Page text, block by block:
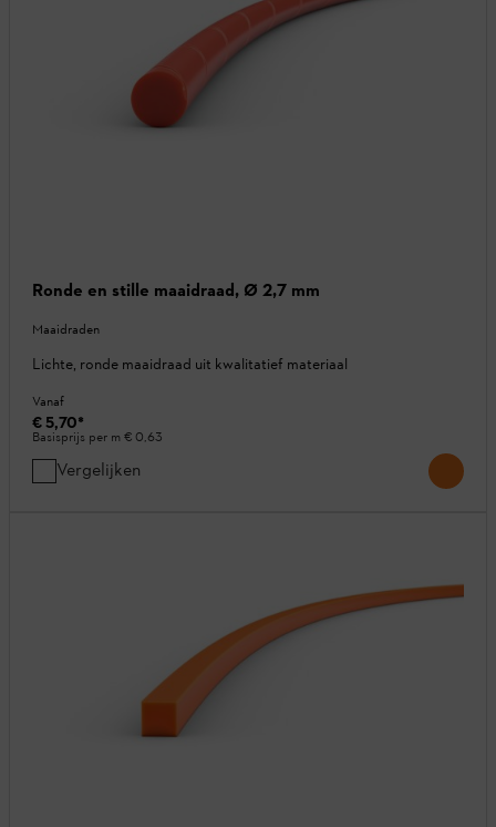
Ronde en stille maaidraad, Ø 2,7 mm
Maaidraden
Lichte, ronde maaidraad uit kwalitatief materiaal
Vanaf
€ 5,70*
Basisprijs per m € 0,63
Vergelijken